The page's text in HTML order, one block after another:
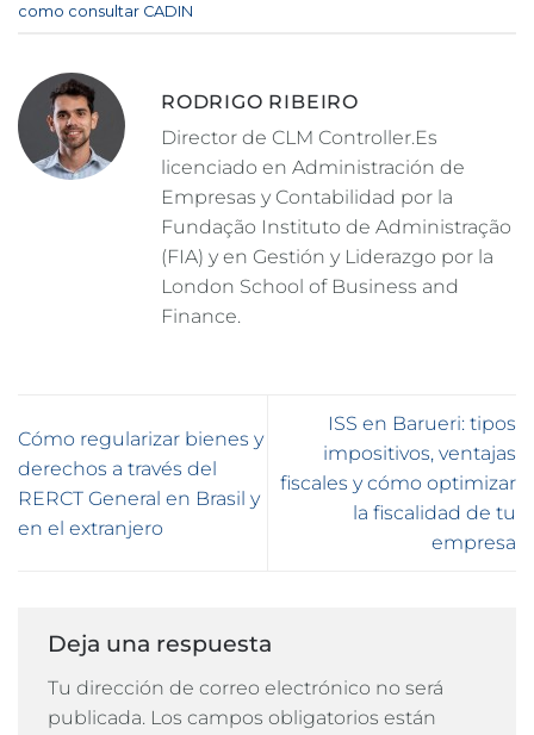
como consultar CADIN
RODRIGO RIBEIRO
Director de CLM Controller.Es
licenciado en Administración de
Empresas y Contabilidad por la
Fundação Instituto de Administração
(FIA) y en Gestión y Liderazgo por la
London School of Business and
Finance.
Cómo regularizar bienes y
derechos a través del
RERCT General en Brasil y
en el extranjero
ISS en Barueri: tipos
impositivos, ventajas
fiscales y cómo optimizar
la fiscalidad de tu
empresa
Deja una respuesta
Tu dirección de correo electrónico no será
publicada. Los campos obligatorios están